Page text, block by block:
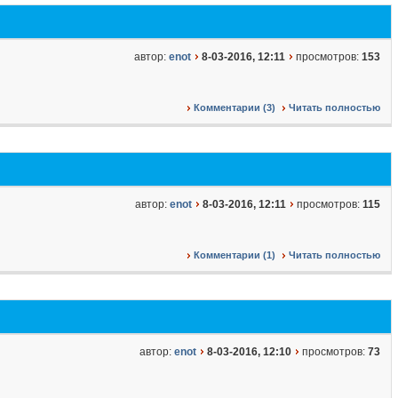
автор: enot 8-03-2016, 12:11 просмотров: 153
Комментарии (3) Читать полностью
автор: enot 8-03-2016, 12:11 просмотров: 115
Комментарии (1) Читать полностью
автор: enot 8-03-2016, 12:10 просмотров: 73